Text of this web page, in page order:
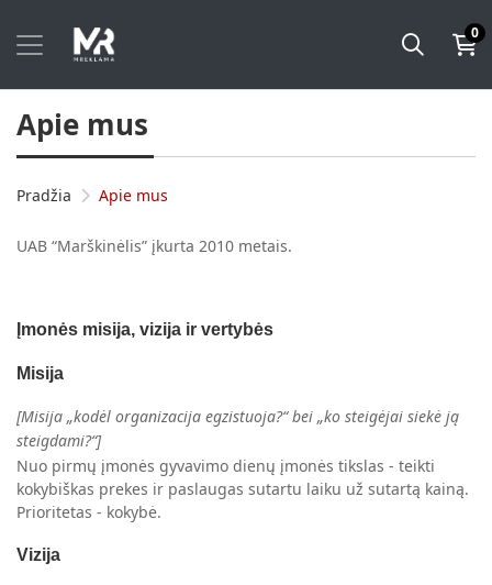
0
Apie mus
Pradžia Apie mus
UAB “Marškinėlis” įkurta 2010 metais.
Įmonės misija, vizija ir vertybės
Misija
[Misija „kodėl organizacija egzistuoja?“ bei „ko steigėjai siekė ją
steigdami?“]
Nuo pirmų įmonės gyvavimo dienų įmonės tikslas - teikti
kokybiškas prekes ir paslaugas sutartu laiku už sutartą kainą.
Prioritetas - kokybė.
Vizija